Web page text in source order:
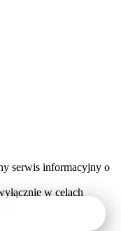
serwis informacyjny o
w celach